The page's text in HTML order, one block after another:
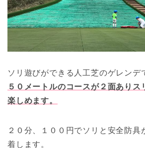
ソリ遊びができる人工芝のゲレンデ
５０メートルのコースが２面ありス
楽しめます。
２０分、１００円でソリと安全防具
着します。